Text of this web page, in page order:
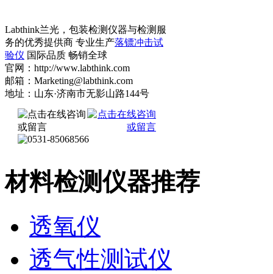
Labthink兰光，包装检测仪器与检测服
务的优秀提供商 专业生产落镖冲击试
验仪 国际品质 畅销全球
官网：http://www.labthink.com
邮箱：Marketing@labthink.com
地址：山东·济南市无影山路144号
材料检测仪器推荐
透氧仪
透气性测试仪